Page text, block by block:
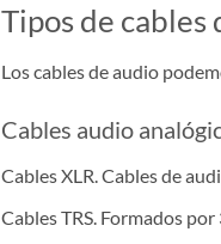
Tipos de cables
Los cables de audio
Cables audio
Cables XLR. Cables de
Cables TRS. Formados